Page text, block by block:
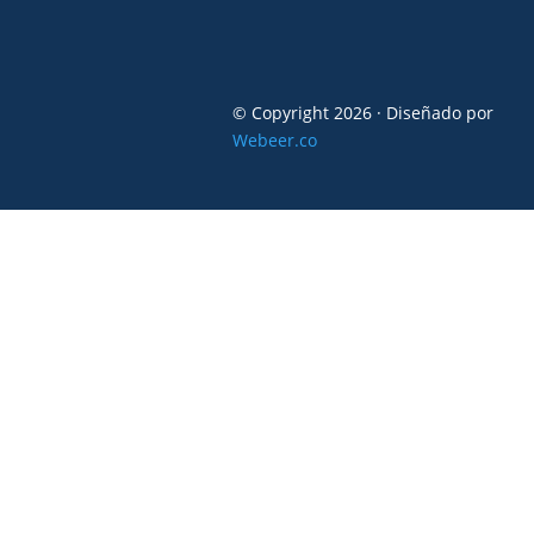
© Copyright 2026 · Diseñado por
Webeer.co